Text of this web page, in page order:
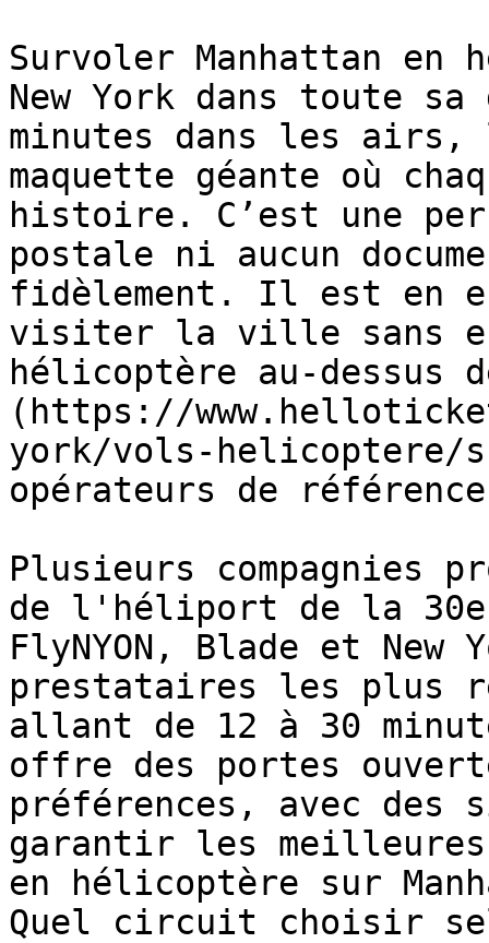
Survoler Manhattan
New York dans toute sa
minutes dans les
maquette géante où
histoire. C’est une
postale ni aucun
fidèlement. Il est en
visiter la ville sans
hélicoptère au-dessus
(https://
york/vols-helicoptere/
opérateurs de
Plusieurs compagnies
de l'héliport de la 30e
FlyNYON, Blade et
prestataires les plus
allant de 12 à 30
offre des portes
préférences, avec des
garantir les
en hélicoptère sur
Quel circuit choisir